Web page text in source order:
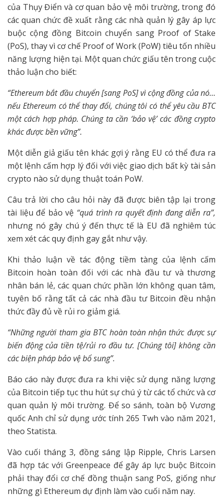
của Thụy Điển và cơ quan bảo vệ môi trường, trong đó
các quan chức đề xuất rằng các nhà quản lý gây áp lực
buộc cộng đồng Bitcoin chuyển sang Proof of Stake
(PoS), thay vì cơ chế Proof of Work (PoW) tiêu tốn nhiều
năng lượng hiện tại. Một quan chức giấu tên trong cuộc
thảo luận cho biết:
“Ethereum bắt đầu chuyển [sang PoS] vì cộng đồng của nó…
nếu Ethereum có thể thay đổi, chúng tôi có thể yêu cầu BTC
một cách hợp pháp. Chúng ta cần ‘bảo vệ’ các đồng crypto
khác được bền vững”.
Một diễn giả giấu tên khác gợi ý rằng EU có thể đưa ra
một lệnh cấm hợp lý đối với việc giao dịch bất kỳ tài sản
crypto nào sử dụng thuật toán PoW.
Câu trả lời cho câu hỏi này đã được biên tập lại trong
tài liệu để bảo vệ “quá trình ra quyết định đang diễn ra”,
nhưng nó gây chú ý đến thực tế là EU đã nghiêm túc
xem xét các quy định gay gắt như vậy.
Khi thảo luận về tác động tiềm tàng của lệnh cấm
Bitcoin hoàn toàn đối với các nhà đầu tư và thương
nhân bán lẻ, các quan chức phần lớn không quan tâm,
tuyên bố rằng tất cả các nhà đầu tư Bitcoin đều nhận
thức đầy đủ về rủi ro giảm giá.
“Những người tham gia BTC hoàn toàn nhận thức được sự
biến động của tiền tệ/rủi ro đầu tư. [Chúng tôi] không cần
các biện pháp bảo vệ bổ sung”.
Báo cáo này được đưa ra khi việc sử dụng năng lượng
của Bitcoin tiếp tục thu hút sự chú ý từ các tổ chức và cơ
quan quản lý môi trường. Để so sánh, toàn bộ Vương
quốc Anh chỉ sử dụng ước tính 265 Twh vào năm 2021,
theo Statista.
Vào cuối tháng 3, đồng sáng lập Ripple, Chris Larsen
đã hợp tác với Greenpeace để gây áp lực buộc Bitcoin
phải thay đổi cơ chế đồng thuận sang PoS, giống như
những gì Ethereum dự định làm vào cuối năm nay.